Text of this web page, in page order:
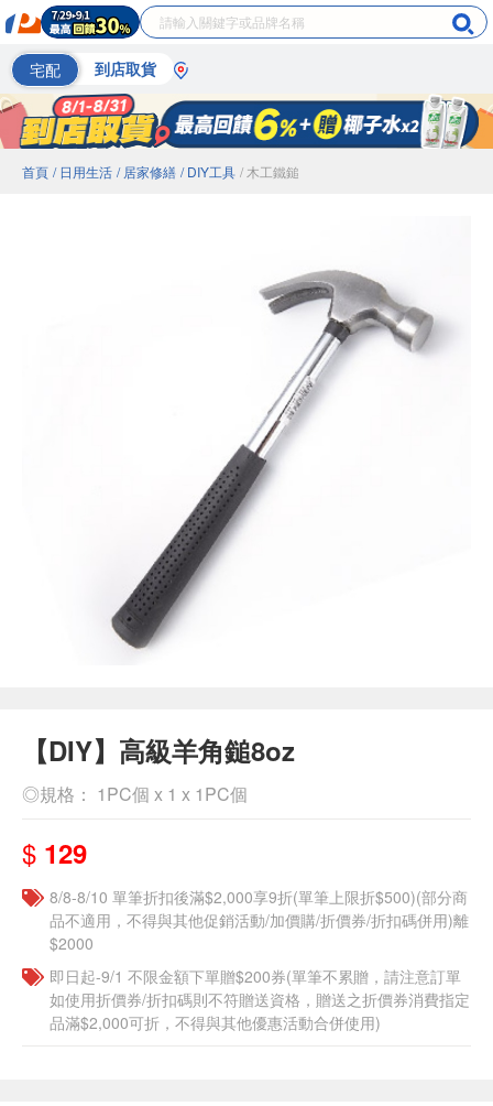
宅配 到店取貨
首頁 / 日用生活 / 居家修繕 / DIY工具 / 木工鐵鎚
【DIY】高級羊角鎚8oz
◎規格： 1PC個 x 1 x 1PC個
$ 129
8/8-8/10 單筆折扣後滿$2,000享9折(單筆上限折$500)(部分商
品不適用，不得與其他促銷活動/加價購/折價券/折扣碼併用)離
$2000
即日起-9/1 不限金額下單贈$200券(單筆不累贈，請注意訂單
如使用折價券/折扣碼則不符贈送資格，贈送之折價券消費指定
品滿$2,000可折，不得與其他優惠活動合併使用)